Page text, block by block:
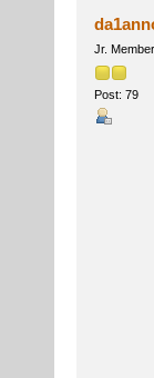
Jr. Member
Post: 79